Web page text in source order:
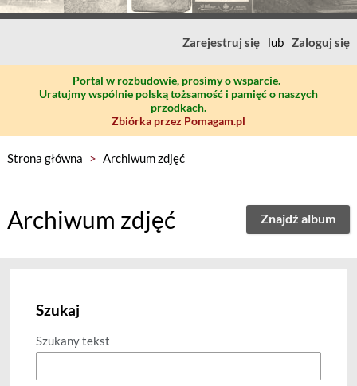
Zarejestruj się lub Zaloguj się
Portal w rozbudowie, prosimy o wsparcie.
Uratujmy wspólnie polską tożsamość i pamięć o naszych
przodkach.
Zbiórka przez Pomagam.pl
Strona główna > Archiwum zdjęć
Archiwum zdjęć Znajdź album
Szukaj
Szukany tekst